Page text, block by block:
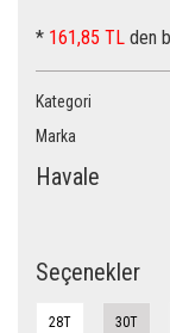
* 161,85 TL den
Kategori
Marka
Havale
Seçenekler
28T 30T